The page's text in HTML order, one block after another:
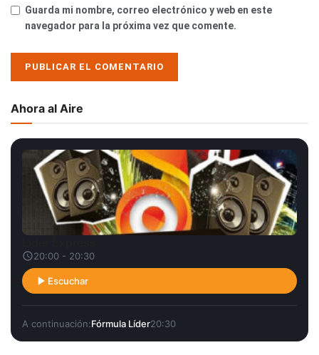
Guarda mi nombre, correo electrónico y web en este
navegador para la próxima vez que comente.
Ahora al Aire
20:00 - 20:30
Escuchar
A continuación:Fórmula Líder20:30